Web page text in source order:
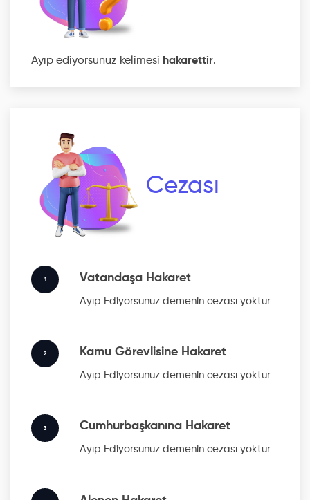
Ayıp ediyorsunuz kelimesi hakarettir.
Cezası
1 Vatandaşa Hakaret
Ayıp Ediyorsunuz demenin cezası yoktur
2 Kamu Görevlisine Hakaret
Ayıp Ediyorsunuz demenin cezası yoktur
3 Cumhurbaşkanına Hakaret
Ayıp Ediyorsunuz demenin cezası yoktur